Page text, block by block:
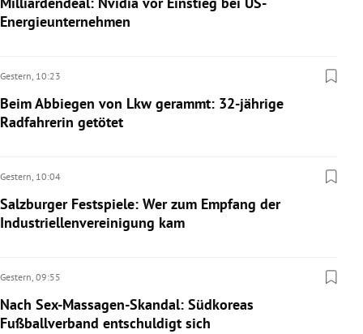
Energieunternehmen
Gestern, 10:23
Beim Abbiegen von Lkw gerammt: 32-jährige
Radfahrerin getötet
Gestern, 10:04
Salzburger Festspiele: Wer zum Empfang der
Industriellenvereinigung kam
Gestern, 09:55
Nach Sex-Massagen-Skandal: Südkoreas
Fußballverband entschuldigt sich